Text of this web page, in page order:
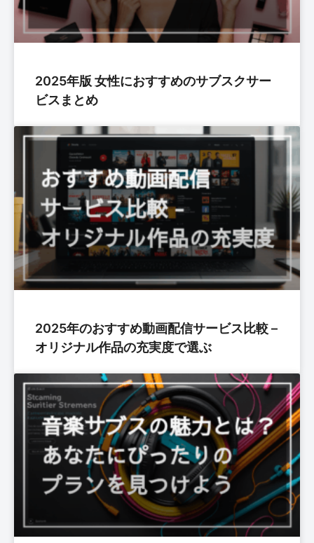
2025年版 女性におすすめのサブスクサー
ビスまとめ
2025年のおすすめ動画配信サービス比較 –
オリジナル作品の充実度で選ぶ